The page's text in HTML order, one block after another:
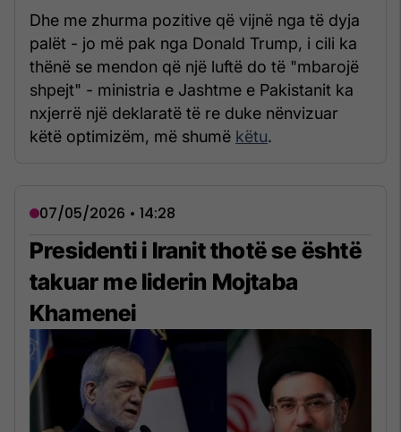
Dhe me zhurma pozitive që vijnë nga të dyja
palët - jo më pak nga Donald Trump, i cili ka
thënë se mendon që një luftë do të "mbarojë
shpejt" - ministria e Jashtme e Pakistanit ka
nxjerrë një deklaratë të re duke nënvizuar
këtë optimizëm, më shumë këtu.
07/05/2026 • 14:28
Presidenti i Iranit thotë se është
takuar me liderin Mojtaba
Khamenei